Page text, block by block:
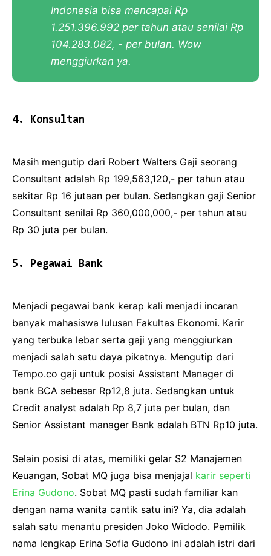
Indonesia bisa mencapai Rp
1.251.396.992 per tahun atau senilai Rp
104.283.082, - per bulan. Wow
menggiurkan ya.
4. Konsultan
Masih mengutip dari Robert Walters Gaji seorang
Consultant adalah Rp 199,563,120,- per tahun atau
sekitar Rp 16 jutaan per bulan. Sedangkan gaji Senior
Consultant senilai Rp 360,000,000,- per tahun atau
Rp 30 juta per bulan.
5. Pegawai Bank
Menjadi pegawai bank kerap kali menjadi incaran
banyak mahasiswa lulusan Fakultas Ekonomi. Karir
yang terbuka lebar serta gaji yang menggiurkan
menjadi salah satu daya pikatnya. Mengutip dari
Tempo.co gaji untuk posisi Assistant Manager di
bank BCA sebesar Rp12,8 juta. Sedangkan untuk
Credit analyst adalah Rp 8,7 juta per bulan, dan
Senior Assistant manager Bank adalah BTN Rp10 juta.
Selain posisi di atas, memiliki gelar S2 Manajemen
Keuangan, Sobat MQ juga bisa menjajal karir seperti
Erina Gudono. Sobat MQ pasti sudah familiar kan
dengan nama wanita cantik satu ini? Ya, dia adalah
salah satu menantu presiden Joko Widodo. Pemilik
nama lengkap Erina Sofia Gudono ini adalah istri dari